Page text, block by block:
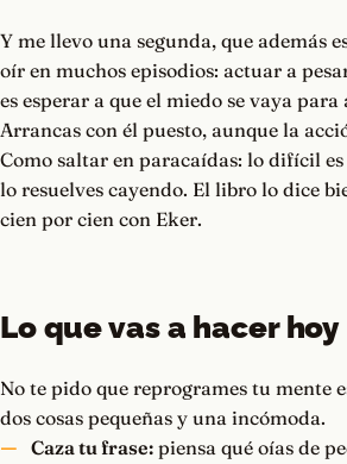
Y me llevo una segunda, que además
oír en muchos episodios: actuar a
es esperar a que el miedo se vaya para
Arrancas con él puesto, aunque la
Como saltar en paracaídas: lo difícil
lo resuelves cayendo. El libro lo dice
cien por cien con Eker.
Lo que vas a hacer hoy
No te pido que reprogrames tu mente
dos cosas pequeñas y una incómoda.
Caza tu frase:piensa qué oías de